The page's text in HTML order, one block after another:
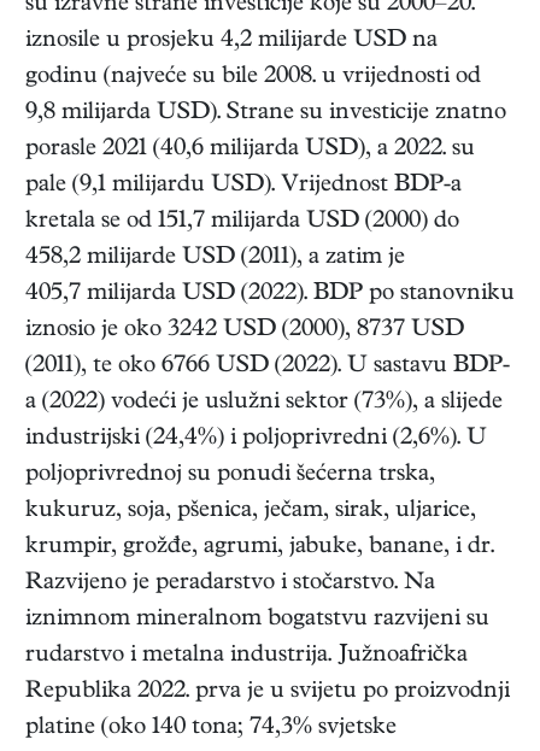
su izravne strane investicije koje su 2000–20.
iznosile u prosjeku 4,2 milijarde USD na
godinu (najveće su bile 2008. u vrijednosti od
9,8 milijarda USD). Strane su investicije znatno
porasle 2021 (40,6 milijarda USD), a 2022. su
pale (9,1 milijardu USD). Vrijednost BDP-a
kretala se od 151,7 milijarda USD (2000) do
458,2 milijarde USD (2011), a zatim je
405,7 milijarda USD (2022). BDP po stanovniku
iznosio je oko 3242 USD (2000), 8737 USD
(2011), te oko 6766 USD (2022). U sastavu BDP-
a (2022) vodeći je uslužni sektor (73%), a slijede
industrijski (24,4%) i poljoprivredni (2,6%). U
poljoprivrednoj su ponudi šećerna trska,
kukuruz, soja, pšenica, ječam, sirak, uljarice,
krumpir, grožđe, agrumi, jabuke, banane, i dr.
Razvijeno je peradarstvo i stočarstvo. Na
iznimnom mineralnom bogatstvu razvijeni su
rudarstvo i metalna industrija. Južnoafrička
Republika 2022. prva je u svijetu po proizvodnji
platine (oko 140 tona; 74,3% svjetske